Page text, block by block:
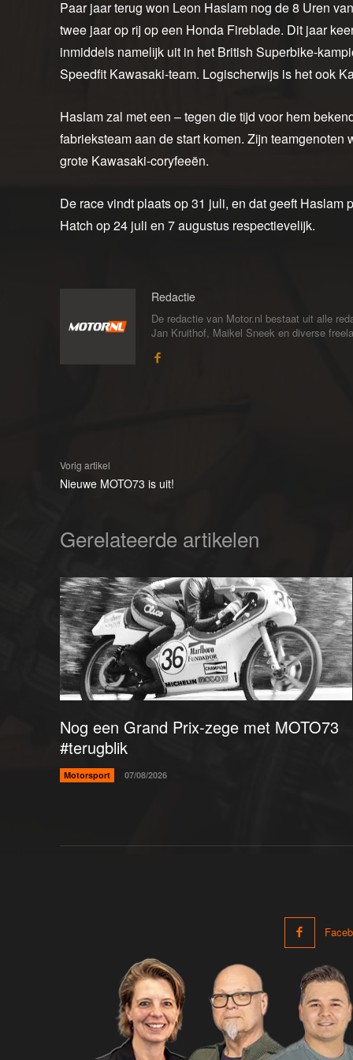
Paar jaar terug won Leon Haslam nog de 8 Uren
twee jaar op rij op een Honda Fireblade. Dit jaar
inmiddels namelijk uit in het British Superbike-
Speedfit Kawasaki-team. Logischerwijs is het ook
Haslam zal met een – tegen die tijd voor hem
fabrieksteam aan de start komen. Zijn
grote Kawasaki-coryfeeën.
De race vindt plaats op 31 juli, en dat geeft
Hatch op 24 juli en 7 augustus respectievelijk.
Redactie
De redactie van Motor.nl bestaat uit alle
Jan Kruithof, Maikel Sneek en diverse
Vorig artikel
Nieuwe MOTO73 is uit!
Gerelateerde artikelen
Nog een Grand Prix-zege met MOTO73
#terugblik
Motorsport 07/08/2026